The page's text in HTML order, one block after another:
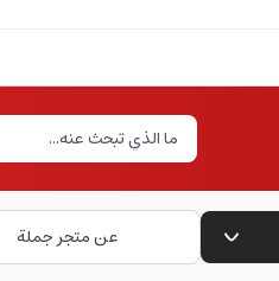
عن متجر جملة